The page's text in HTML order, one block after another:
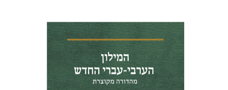
מנחם מילסון